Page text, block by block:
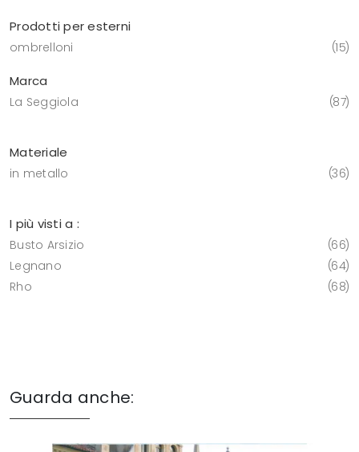
Prodotti per esterni
ombrelloni 15
Marca
La Seggiola 87
Materiale
in metallo 36
I più visti a :
Busto Arsizio
66
Legnano
64
Rho
68
Guarda anche: